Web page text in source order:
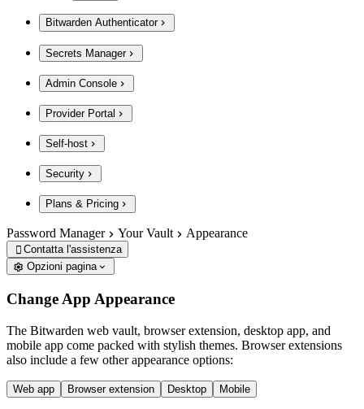
Bitwarden Authenticator
Secrets Manager
Admin Console
Provider Portal
Self-host
Security
Plans & Pricing
Password Manager Your Vault Appearance
 Contatta l'assistenza
Opzioni pagina
Change App Appearance
The Bitwarden web vault, browser extension, desktop app, and
mobile app come packed with stylish themes. Browser extensions
also include a few other appearance options:
Web app Browser extension Desktop Mobile